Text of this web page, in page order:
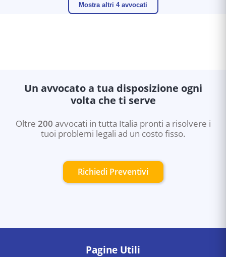
Mostra altri 4 avvocati
Un avvocato a tua disposizione ogni
volta che ti serve
Oltre 200 avvocati in tutta Italia pronti a risolvere i
tuoi problemi legali ad un costo fisso.
Richiedi Preventivi
Pagine Utili